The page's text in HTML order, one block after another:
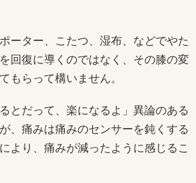
ーター、こたつ、湿布、などでやた
回復に導くのではなく、その膝の変
もらって構いません。
とだって、楽になるよ」異論のある
、痛みは痛みのセンサーを鈍くする
より、痛みが減ったように感じるこ